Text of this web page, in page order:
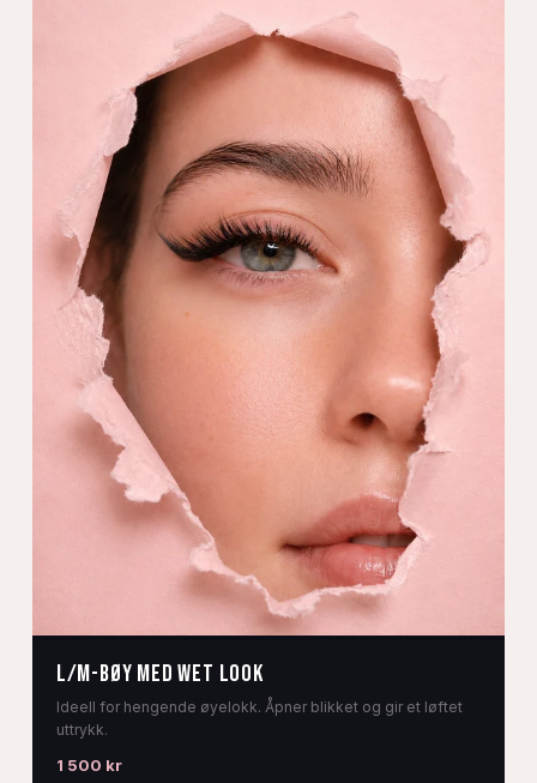
L/M-bøy med wet look
Ideell for hengende øyelokk. Åpner blikket og gir et løftet
uttrykk.
1 500 kr